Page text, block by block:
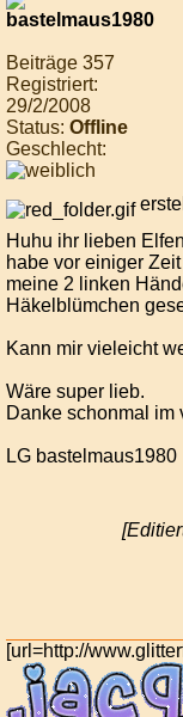
Beiträge 357
Registriert:
29/2/2008
Status: Offline
Geschlecht:
Huhu ihr lieben
habe vor einiger
meine 2 linken
Häkelblümchen
Kann mir vieleicht
Wäre super lieb.
Danke schonmal im
LG bastelmaus1980
[url=http://